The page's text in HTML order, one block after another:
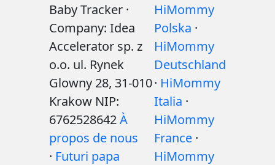
Baby Tracker ·
Company: Idea
Accelerator sp. z
o.o. ul. Rynek
Glowny 28, 31-010
Krakow NIP:
6762528642À
propos de nous
· Futuri papa
HiMommy
Polska ·
HiMommy
Deutschland
· HiMommy
Italia ·
HiMommy
France ·
HiMommy